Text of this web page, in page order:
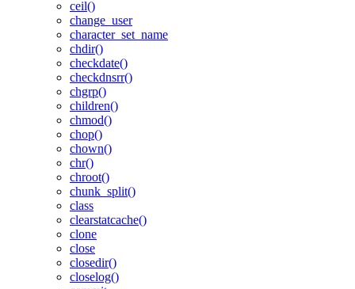
ceil()
change_user
character_set_name
chdir()
checkdate()
checkdnsrr()
chgrp()
children()
chmod()
chop()
chown()
chr()
chroot()
chunk_split()
class
clearstatcache()
clone
close
closedir()
closelog()